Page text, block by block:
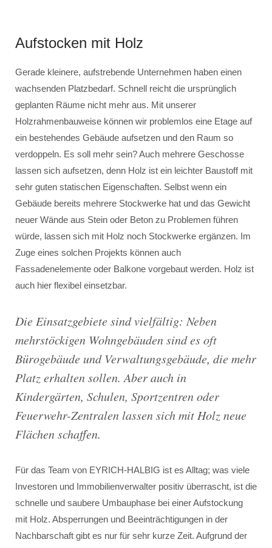
Aufstocken mit Holz
Gerade kleinere, aufstrebende Unternehmen haben einen
wachsenden Platzbedarf. Schnell reicht die ursprünglich
geplanten Räume nicht mehr aus. Mit unserer
Holzrahmenbauweise können wir problemlos eine Etage auf
ein bestehendes Gebäude aufsetzen und den Raum so
verdoppeln. Es soll mehr sein? Auch mehrere Geschosse
lassen sich aufsetzen, denn Holz ist ein leichter Baustoff mit
sehr guten statischen Eigenschaften. Selbst wenn ein
Gebäude bereits mehrere Stockwerke hat und das Gewicht
neuer Wände aus Stein oder Beton zu Problemen führen
würde, lassen sich mit Holz noch Stockwerke ergänzen. Im
Zuge eines solchen Projekts können auch
Fassadenelemente oder Balkone vorgebaut werden. Holz ist
auch hier flexibel einsetzbar.
Die Einsatzgebiete sind vielfältig: Neben
mehrstöckigen Wohngebäuden sind es oft
Bürogebäude und Verwaltungsgebäude, die mehr
Platz erhalten sollen. Aber auch in
Kindergärten, Schulen, Sportzentren oder
Feuerwehr-Zentralen lassen sich mit Holz neue
Flächen schaffen.
Für das Team von EYRICH-HALBIG ist es Alltag; was viele
Investoren und Immobilienverwalter positiv überrascht, ist die
schnelle und saubere Umbauphase bei einer Aufstockung
mit Holz. Absperrungen und Beeinträchtigungen in der
Nachbarschaft gibt es nur für sehr kurze Zeit. Aufgrund der